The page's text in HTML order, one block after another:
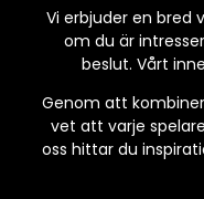
Vi erbjuder en bred
om du är
beslut. Vårt
Genom att
vet att varje
oss hittar du